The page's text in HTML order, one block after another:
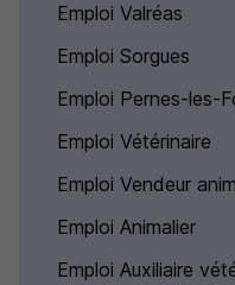
Emploi Valréas
Emploi Sorgues
Emploi Pernes-les-
Emploi Vétérinaire
Emploi Vendeur
Emploi Animalier
Emploi Auxiliaire